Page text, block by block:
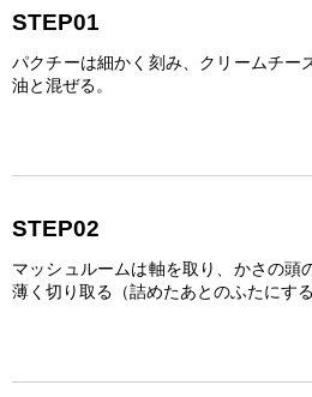
STEP01
パクチーは細かく刻み、クリームチー
油と混ぜる。
STEP02
マッシュルームは軸を取り、かさの頭
薄く切り取る（詰めたあとのふたにする